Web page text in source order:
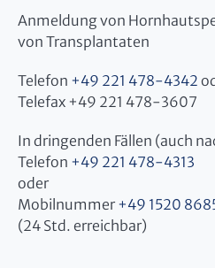
Anmeldung von
von Transplantaten
Telefon +49 221 478-4342
Telefax +49 221 478-3607
In dringenden Fällen (auch
Telefon +49 221 478-4313
oder
Mobilnummer +49 1520
(24 Std. erreichbar)